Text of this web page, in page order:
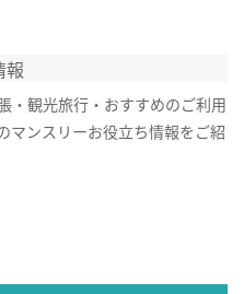
報
・観光旅行・おすすめのご利用
マンスリーお役立ち情報をご紹